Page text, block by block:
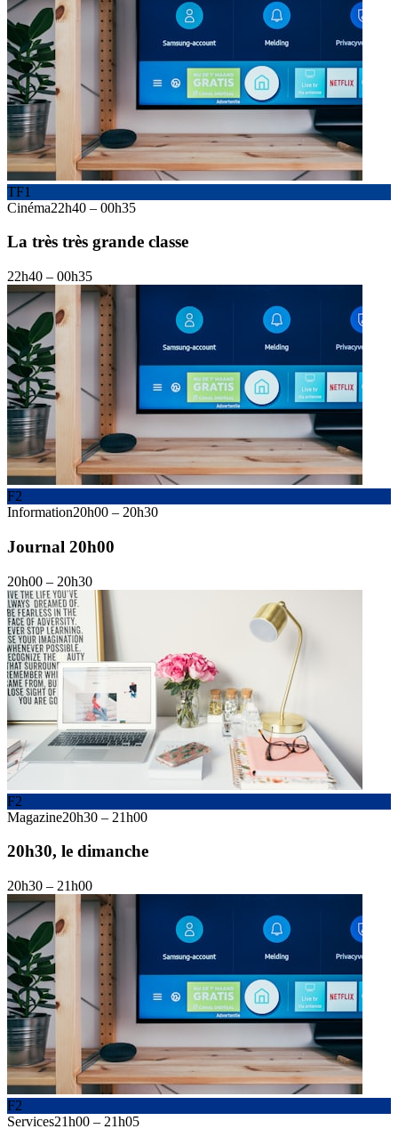
TF1
Cinéma22h40 – 00h35
La très très grande classe
22h40 – 00h35
F2
Information20h00 – 20h30
Journal 20h00
20h00 – 20h30
F2
Magazine20h30 – 21h00
20h30, le dimanche
20h30 – 21h00
F2
Services21h00 – 21h05